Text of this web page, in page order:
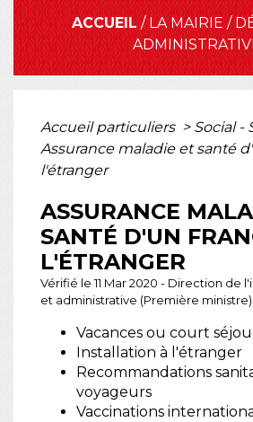
ACCUEIL/LA MAIRIE/
Accueil particuliers > Social -
Assurance maladie et santé
l'étranger
ASSURANCE
SANTÉ D'UN
L'ÉTRANGER
Vérifié le 11 Mar 2020 - Direction de
et administrative (Première ministre)
Vacances ou court
Installation à l'étranger
Recommandations
voyageurs
Vaccinations